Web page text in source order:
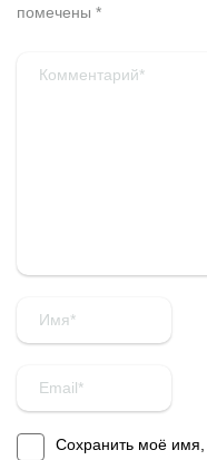
помечены *
Сохранить моё